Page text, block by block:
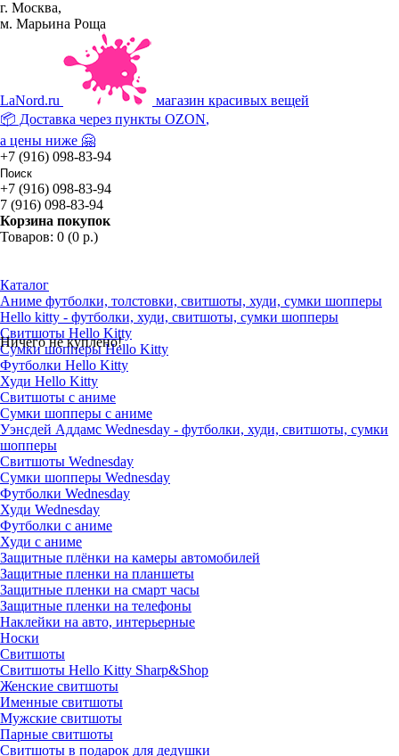
г. Москва,
м. Марьина Роща
LaNord.ru
магазин красивых вещей
📦 Доставка через пункты OZON,
а цены ниже 🤗
+7 (916) 098-83-94
+7 (916) 098-83-94
7 (916) 098-83-94
Корзина покупок
Товаров: 0 (0 р.)
Ничего не куплено!
Каталог
Аниме футболки, толстовки, свитшоты, худи, сумки шопперы
Hello kitty - футболки, худи, свитшоты, сумки шопперы
Свитшоты Hello Kitty
Сумки шопперы Hello Kitty
Футболки Hello Kitty
Худи Hello Kitty
Свитшоты с аниме
Сумки шопперы с аниме
Уэнсдей Аддамс Wednesday - футболки, худи, свитшоты, сумки
шопперы
Свитшоты Wednesday
Сумки шопперы Wednesday
Футболки Wednesday
Худи Wednesday
Футболки с аниме
Худи с аниме
Защитные плёнки на камеры автомобилей
Защитные пленки на планшеты
Защитные пленки на смарт часы
Защитные пленки на телефоны
Наклейки на авто, интерьерные
Носки
Свитшоты
Cвитшоты Hello Kitty Sharp&Shop
Женские свитшоты
Именные свитшоты
Мужские свитшоты
Парные свитшоты
Свитшоты в подарок для дедушки